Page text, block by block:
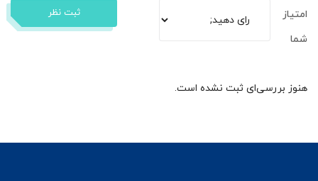
امتیاز
شما
ثبت نظر
هنوز بررسی‌ای ثبت نشده است.